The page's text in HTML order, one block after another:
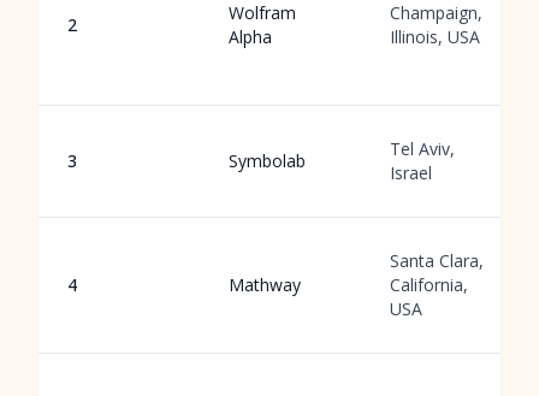
2
Wolfram
Alpha
Champaign,
Illinois, USA
3 Symbolab
Tel Aviv,
Israel
4 Mathway
Santa Clara,
California,
USA